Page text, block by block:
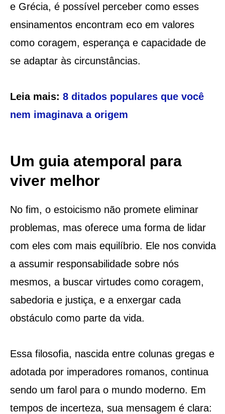
e Grécia, é possível perceber como esses
ensinamentos encontram eco em valores
como coragem, esperança e capacidade de
se adaptar às circunstâncias.
Leia mais: 8 ditados populares que você
nem imaginava a origem
Um guia atemporal para
viver melhor
No fim, o estoicismo não promete eliminar
problemas, mas oferece uma forma de lidar
com eles com mais equilíbrio. Ele nos convida
a assumir responsabilidade sobre nós
mesmos, a buscar virtudes como coragem,
sabedoria e justiça, e a enxergar cada
obstáculo como parte da vida.
Essa filosofia, nascida entre colunas gregas e
adotada por imperadores romanos, continua
sendo um farol para o mundo moderno. Em
tempos de incerteza, sua mensagem é clara: